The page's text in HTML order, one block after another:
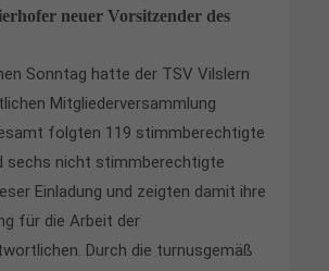
- 5:00pm (GMT +1)
Suite 600
CA 94102
890
neuer Vorsitzender des
Sonntag hatte der TSV Vilslern
Mitgliederversammlung
folgten 119 stimmberechtigte
sechs nicht stimmberechtigte
Einladung und zeigten damit ihre
für die Arbeit der
Durch die turnusgemäß